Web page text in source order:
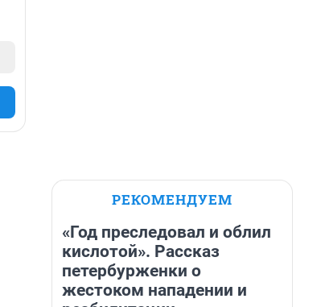
РЕКОМЕНДУЕМ
«Год преследовал и облил
кислотой». Рассказ
петербурженки о
жестоком нападении и